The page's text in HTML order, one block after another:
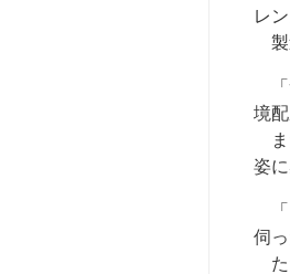
レ
製
「
境
ま
姿
「
伺っ
た